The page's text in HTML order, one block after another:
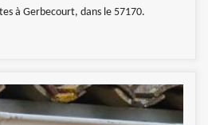
à Gerbecourt, dans le 57170.